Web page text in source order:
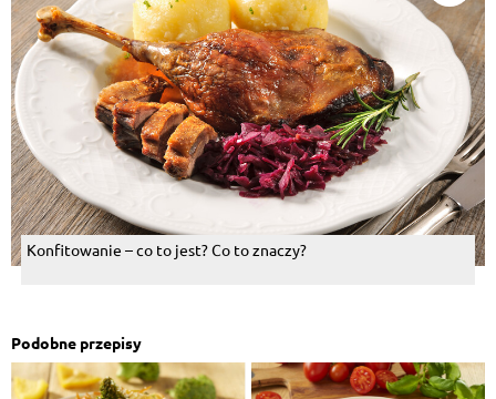
Konfitowanie – co to jest? Co to znaczy?
Podobne przepisy